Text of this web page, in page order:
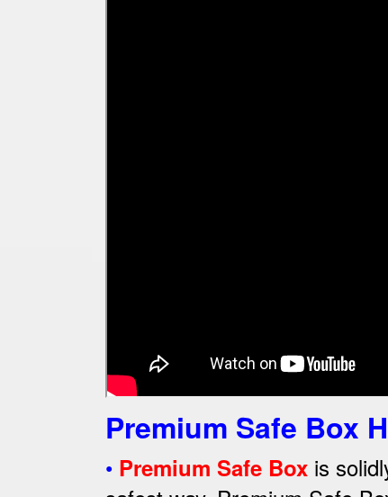
Premium Safe Box
• Premium Safe Box is